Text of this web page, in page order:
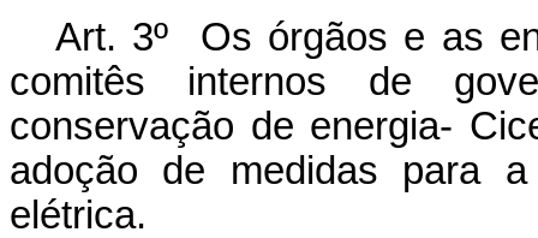
Art. 3º Os órgãos e as
comitês internos de
conservação de energia-
adoção de medidas para
elétrica.